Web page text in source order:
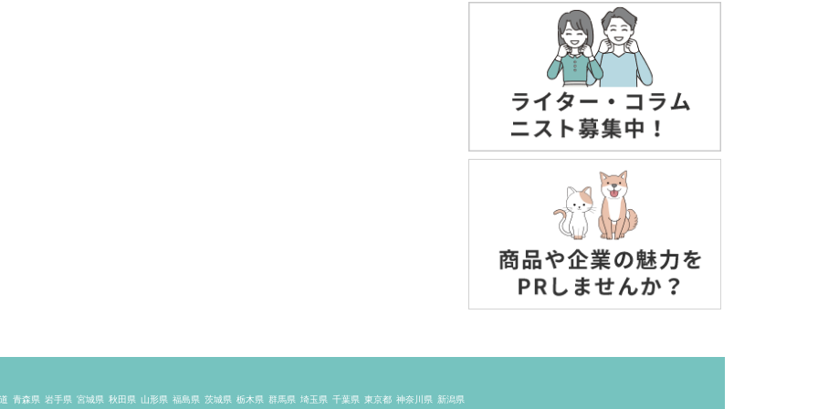
青森県 岩手県 宮城県 秋田県 山形県 福島県 茨城県 栃木県 群馬県 埼玉県 千葉県 東京都 神奈川県 新潟県